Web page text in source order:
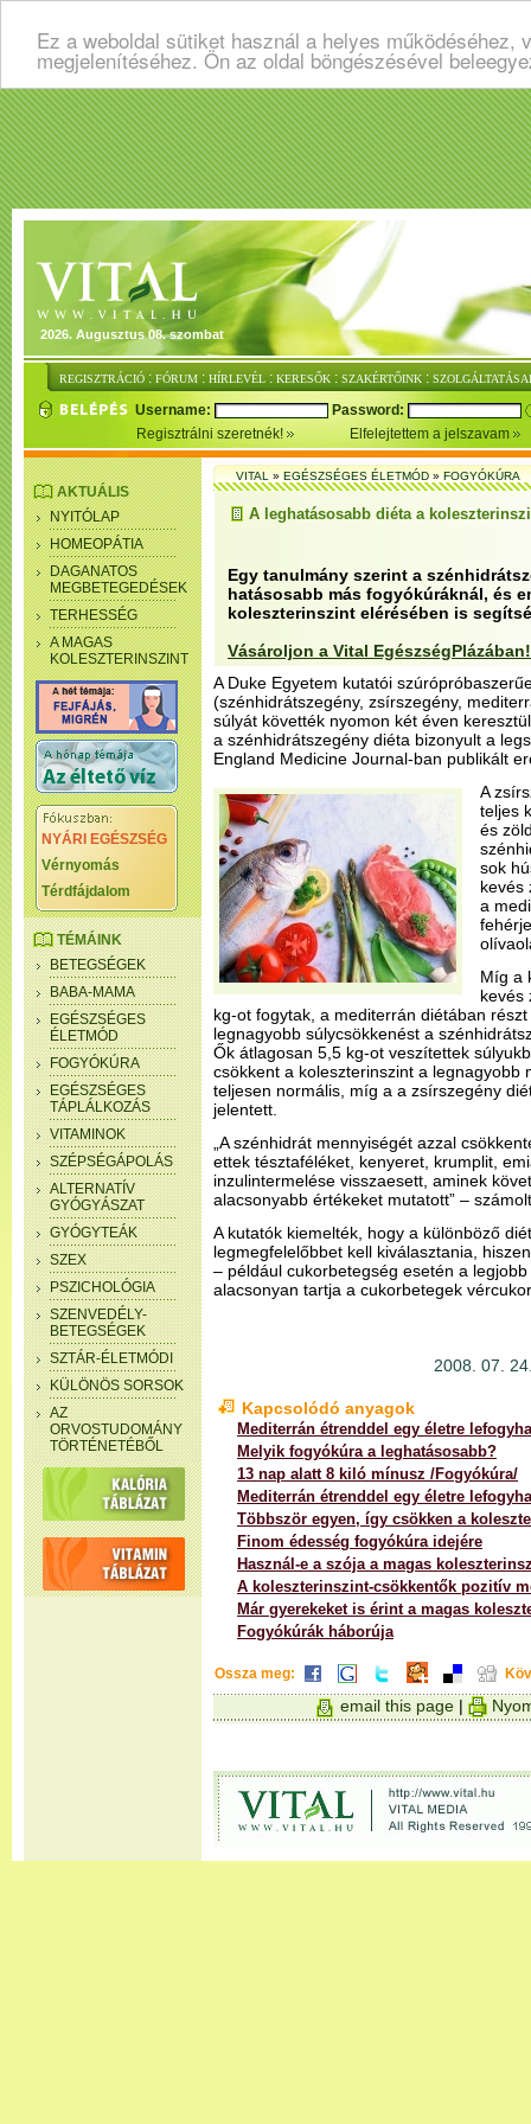
Ez a weboldal sütiket használ a helyes
megjelenítéséhez. Ön az oldal böngészésével
2026. Augusztus 08. szombat
REGISZTRÁCIÓ : FÓRUM : HÍRLEVÉL : KERESŐK : SZAKÉRTŐINK :
Username:
Password:
Regisztrálni szeretnék!
Elfelejtettem a jelszavam
AKTUÁLIS
NYITÓLAP
HOMEOPÁTIA
DAGANATOS
MEGBETEGEDÉSEK
TERHESSÉG
A MAGAS
KOLESZTERINSZINT
NYÁRI EGÉSZSÉG
Vérnyomás
Térdfájdalom
TÉMÁINK
BETEGSÉGEK
BABA-MAMA
EGÉSZSÉGES
ÉLETMÓD
FOGYÓKÚRA
EGÉSZSÉGES
TÁPLÁLKOZÁS
VITAMINOK
SZÉPSÉGÁPOLÁS
ALTERNATÍV
GYÓGYÁSZAT
GYÓGYTEÁK
SZEX
PSZICHOLÓGIA
SZENVEDÉLY-
BETEGSÉGEK
SZTÁR-ÉLETMÓDI
KÜLÖNÖS SORSOK
AZ
ORVOSTUDOMÁNY
TÖRTÉNETÉBŐL
VITAL»EGÉSZSÉGES ÉLETMÓD»FOGYÓKÚRA
A leghatásosabb diéta a
Egy tanulmány szerint a
hatásosabb más fogyókúráknál, és
koleszterinszint elérésében is
Vásároljon a Vital EgészségPlázában!
A Duke Egyetem kutatói
(szénhidrátszegény, zsírszegény,
súlyát követték nyomon két éven
a szénhidrátszegény diéta bizonyult a
England Medicine Journal-ban publikált
A
teljes
és
sok
kevés
a
Míg a
kevés
kg-ot fogytak, a mediterrán diétában
legnagyobb súlycsökkenést a
Ők átlagosan 5,5 kg-ot veszítettek
csökkent a koleszterinszint a legnagyobb
teljesen normális, míg a a zsírszegény
jelentett.
„A szénhidrát mennyiségét azzal
ettek tésztaféléket, kenyeret, krumplit,
inzulintermelése visszaesett, aminek
alacsonyabb értékeket mutatott” –
A kutatók kiemelték, hogy a különböző
legmegfelelőbbet kell kiválasztania,
– például cukorbetegség esetén a
alacsonyan tartja a cukorbetegek
2008. 07.
Kapcsolódó anyagok
Mediterrán étrenddel egy életre
Melyik fogyókúra a leghatásosabb?
13 nap alatt 8 kiló mínusz /Fogyókúra/
Mediterrán étrenddel egy életre
Többször egyen, így csökken a
Finom édesség fogyókúra idejére
Használ-e a szója a magas
A koleszterinszint-csökkentők pozitív
Már gyerekeket is érint a magas
Fogyókúrák háborúja
Ossza meg:
email this page |